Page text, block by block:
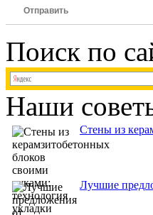
Отправить
Поиск по
Наши
Стены из
Лучшие